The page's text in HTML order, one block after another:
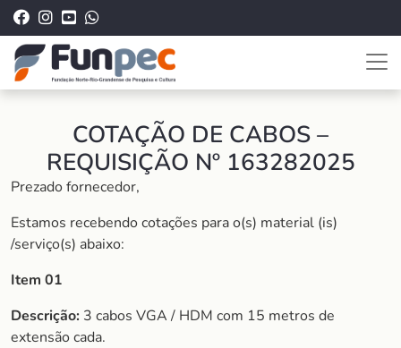
COTAÇÃO DE CABOS –
REQUISIÇÃO Nº 163282025
Prezado fornecedor,
Estamos recebendo cotações para o(s) material (is)
/serviço(s) abaixo:
Item 01
Descrição: 3 cabos VGA / HDM com 15 metros de
extensão cada.